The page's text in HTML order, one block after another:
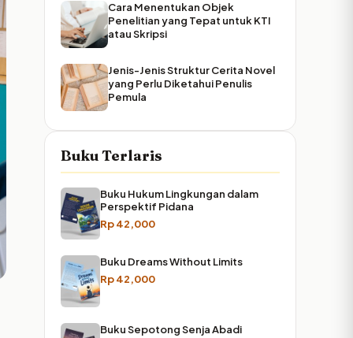
Cara Menentukan Objek
Penelitian yang Tepat untuk KTI
atau Skripsi
Jenis-Jenis Struktur Cerita Novel
yang Perlu Diketahui Penulis
Pemula
Buku Terlaris
Buku Hukum Lingkungan dalam
Perspektif Pidana
Rp42,000
Buku Dreams Without Limits
Rp42,000
Buku Sepotong Senja Abadi